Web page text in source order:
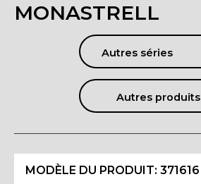
MONASTRELL
Autres séries
Autres produits
MODÈLE DU PRODUIT:371616